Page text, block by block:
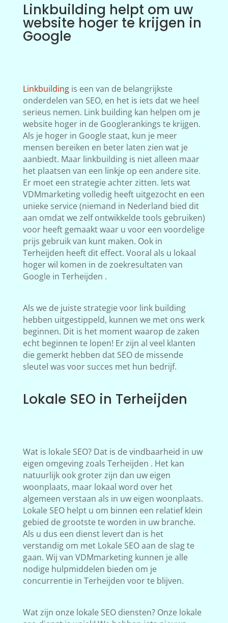
Linkbuilding helpt om uw
website hoger te krijgen in
Google
Linkbuildingis een van de belangrijkste
onderdelen van SEO, en het is iets dat we heel
serieus nemen. Link building kan helpen om je
website hoger in de Googlerankings te krijgen.
Als je hoger in Google staat, kun je meer
mensen bereiken en beter laten zien wat je
aanbiedt. Maar linkbuilding is niet alleen maar
het plaatsen van een linkje op een andere site.
Er moet een strategie achter zitten. Iets wat
VDMmarketing volledig heeft uitgezocht en een
unieke service (niemand in Nederland bied dit
aan omdat we zelf ontwikkelde tools gebruiken)
voor heeft gemaakt waar u voor een voordelige
prijs gebruik van kunt maken. Ook in
Terheijden heeft dit effect. Vooral als u lokaal
hoger wil komen in de zoekresultaten van
Google in Terheijden .
Als we de juiste strategie voor link building
hebben uitgestippeld, kunnen we met ons werk
beginnen. Dit is het moment waarop de zaken
echt beginnen te lopen! Er zijn al veel klanten
die gemerkt hebben dat SEO de missende
sleutel was voor succes met hun bedrijf.
Lokale SEO in Terheijden
Wat is lokale SEO? Dat is de vindbaarheid in uw
eigen omgeving zoals Terheijden . Het kan
natuurlijk ook groter zijn dan uw eigen
woonplaats, maar lokaal word over het
algemeen verstaan als in uw eigen woonplaats.
Lokale SEO helpt u om binnen een relatief klein
gebied de grootste te worden in uw branche.
Als u dus een dienst levert dan is het
verstandig om met Lokale SEO aan de slag te
gaan. Wij van VDMmarketing kunnen je alle
nodige hulpmiddelen bieden om je
concurrentie in Terheijden voor te blijven.
Wat zijn onze lokale SEO diensten? Onze lokale